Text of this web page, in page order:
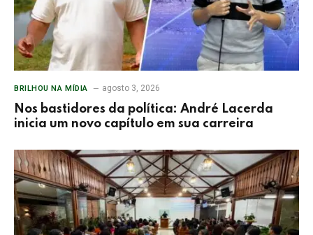
BRILHOU NA MÍDIA agosto 3, 2026
Nos bastidores da política: André Lacerda
inicia um novo capítulo em sua carreira